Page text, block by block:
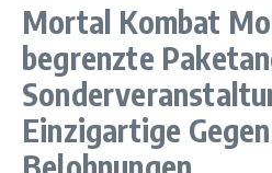
Mortal Kombat
begrenzte
Einzigartige